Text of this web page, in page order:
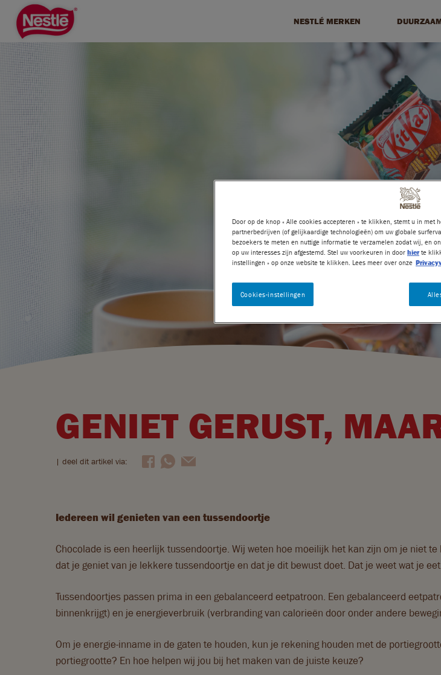
main
content
NESTLÉ MERKEN
GENIET GERUST,
| deel dit artikel via:
Iedereen wil genieten van een tussendoortje
Chocolade is een heerlijk tussendoortje. Wij weten hoe moeilijk het kan zijn om je niet
dat je geniet van je lekkere tussendoortje en dat je dit bewust doet. Dat je weet wat je
Tussendoortjes passen prima in een gebalanceerd eetpatroon. Een gebalanceerd
binnenkrijgt) en je energieverbruik (verbranding van calorieën door onder andere
Om je energie-inname in de gaten te houden, kun je rekening houden met de
portiegrootte? En hoe helpen wij jou bij het maken van de juiste keuze?
Door op de knop « Alle cookies accepteren » te klikken, stemt u in met
partnerbedrijven (of gelijkaardige technologieën) om uw globale
bezoekers te meten en nuttige informatie te verzamelen zodat wij, en
op uw interesses zijn afgestemd. Stel uw voorkeuren in door hier te
instellingen » op onze website te klikken. Lees meer over onze
Cookies-instellingen